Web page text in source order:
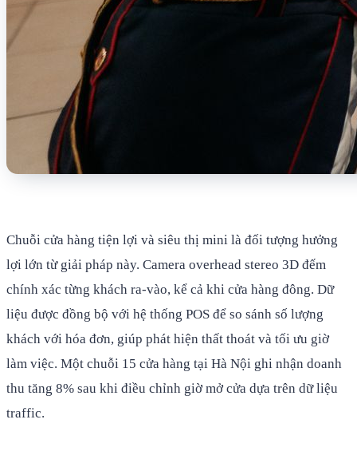
Chuỗi cửa hàng tiện lợi và siêu thị mini là đối tượng hưởng
lợi lớn từ giải pháp này. Camera overhead stereo 3D đếm
chính xác từng khách ra-vào, kể cả khi cửa hàng đông. Dữ
liệu được đồng bộ với hệ thống POS để so sánh số lượng
khách với hóa đơn, giúp phát hiện thất thoát và tối ưu giờ
làm việc. Một chuỗi 15 cửa hàng tại Hà Nội ghi nhận doanh
thu tăng 8% sau khi điều chỉnh giờ mở cửa dựa trên dữ liệu
traffic.